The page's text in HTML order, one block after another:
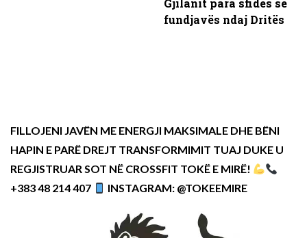
Gjilanit para sfidës së
fundjavës ndaj Dritës
FILLOJENI JAVËN ME ENERGJI MAKSIMALE DHE BËNI
HAPIN E PARË DREJT TRANSFORMIMIT TUAJ DUKE U
REGJISTRUAR SOT NË CROSSFIT TOKË E MIRË!
+383 48 214 407
INSTAGRAM: @TOKEEMIRE